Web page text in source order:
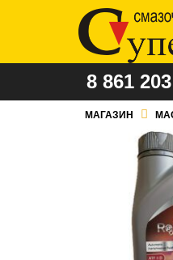
8 861
МАГАЗИН